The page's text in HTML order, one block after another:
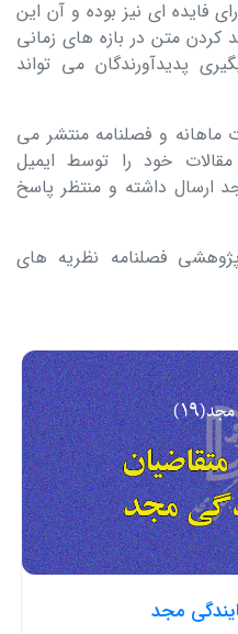
فایده ای نیز بوده و آن این
کردن متن در بازه های زمانی
پدیدآورندگان می تواند
و فصلنامه منتشر می
مقالات خود را توسط ایمیل
ارسال داشته و منتظر پاسخ
فصلنامه نظریه های
مجد